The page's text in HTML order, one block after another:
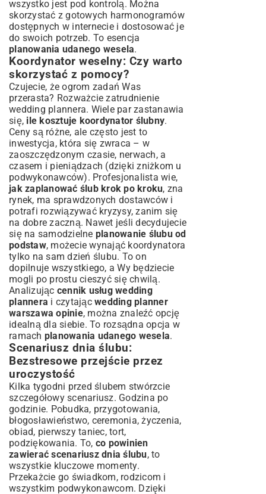
wszystko jest pod kontrolą. Można
skorzystać z gotowych harmonogramów
dostępnych w internecie i dostosować je
do swoich potrzeb. To esencja
planowania udanego wesela.
Koordynator weselny: Czy warto
skorzystać z pomocy?
Czujecie, że ogrom zadań Was
przerasta? Rozważcie zatrudnienie
wedding plannera. Wiele par zastanawia
się, ile kosztuje koordynator ślubny.
Ceny są różne, ale często jest to
inwestycja, która się zwraca – w
zaoszczędzonym czasie, nerwach, a
czasem i pieniądzach (dzięki zniżkom u
podwykonawców). Profesjonalista wie,
jak zaplanować ślub krok po kroku, zna
rynek, ma sprawdzonych dostawców i
potrafi rozwiązywać kryzysy, zanim się
na dobre zaczną. Nawet jeśli decydujecie
się na samodzielne planowanie ślubu od
podstaw, możecie wynająć koordynatora
tylko na sam dzień ślubu. To on
dopilnuje wszystkiego, a Wy będziecie
mogli po prostu cieszyć się chwilą.
Analizując cennik usług wedding
plannera i czytając wedding planner
warszawa opinie, można znaleźć opcję
idealną dla siebie. To rozsądna opcja w
ramach planowania udanego wesela.
Scenariusz dnia ślubu:
Bezstresowe przejście przez
uroczystość
Kilka tygodni przed ślubem stwórzcie
szczegółowy scenariusz. Godzina po
godzinie. Pobudka, przygotowania,
błogosławieństwo, ceremonia, życzenia,
obiad, pierwszy taniec, tort,
podziękowania. To, co powinien
zawierać scenariusz dnia ślubu, to
wszystkie kluczowe momenty.
Przekażcie go świadkom, rodzicom i
wszystkim podwykonawcom. Dzięki